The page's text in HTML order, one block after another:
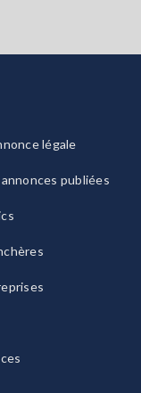
légale
publiées